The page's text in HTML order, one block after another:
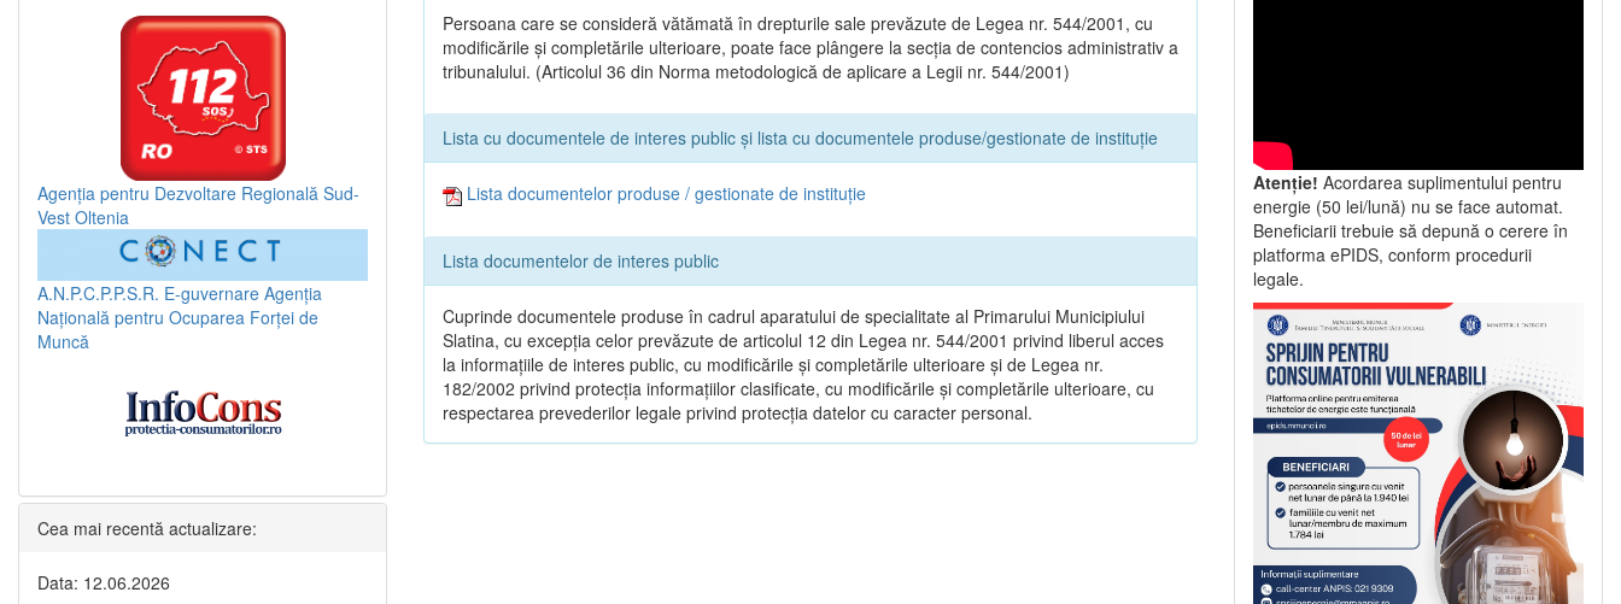
Persoana care se consideră vătămată în drepturile sale prevăzute de Legea nr. 544/2001, cu
modificările şi completările ulterioare, poate face plângere la secţia de contencios administrativ a
tribunalului. (Articolul 36 din Norma metodologică de aplicare a Legii nr. 544/2001)
Lista cu documentele de interes public și lista cu documentele produse/gestionate de instituție
Lista documentelor produse / gestionate de instituție
Lista documentelor de interes public
Cuprinde documentele produse în cadrul aparatului de specialitate al Primarului Municipiului
Slatina, cu excepția celor prevăzute de articolul 12 din Legea nr. 544/2001 privind liberul acces
la informațiile de interes public, cu modificările și completările ulterioare și de Legea nr.
182/2002 privind protecția informațiilor clasificate, cu modificările și completările ulterioare, cu
respectarea prevederilor legale privind protecția datelor cu caracter personal.
Agenția pentru Dezvoltare Regională Sud-
Vest Oltenia
A.N.P.C.P.P.S.R. E-guvernare Agenția
Națională pentru Ocuparea Forței de
Muncă
Cea mai recentă actualizare:
Data: 12.06.2026
Atenție! Acordarea suplimentului pentru
energie (50 lei/lună) nu se face automat.
Beneficiarii trebuie să depună o cerere în
platforma ePIDS, conform procedurii
legale.